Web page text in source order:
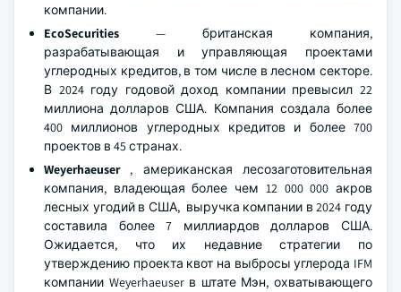
компании.
EcoSecurities — британская компания,
разрабатывающая и управляющая проектами
углеродных кредитов, в том числе в лесном секторе.
В 2024 году годовой доход компании превысил 22
миллиона долларов США. Компания создала более
400 миллионов углеродных кредитов и более 700
проектов в 45 странах.
Weyerhaeuser , американская лесозаготовительная
компания, владеющая более чем 12 000 000 акров
лесных угодий в США, выручка компании в 2024 году
составила более 7 миллиардов долларов США.
Ожидается, что их недавние стратегии по
утверждению проекта квот на выбросы углерода IFM
компании Weyerhaeuser в штате Мэн, охватывающего